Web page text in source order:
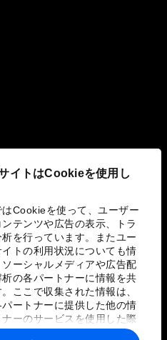
イトはCookieを使用し
はCookieを使って、ユーザー
テンツや広告の表示、トラ
を行っています。またユー
トの利用状況についても情
ーシャルメディアや広告配
の各パートナーに情報を共
ここで収集された情報は、
ートナーに提供した他の情
ーのサービスを使用した際
情報と組み合わされ、各パー
み